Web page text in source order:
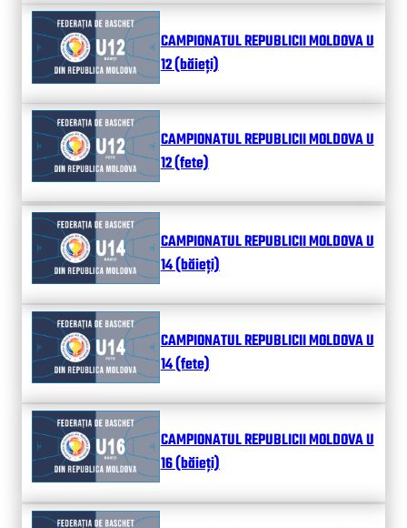
CAMPIONATUL REPUBLICII MOLDOVA U
12 (băieți)
CAMPIONATUL REPUBLICII MOLDOVA U
12 (fete)
CAMPIONATUL REPUBLICII MOLDOVA U
14 (băieți)
CAMPIONATUL REPUBLICII MOLDOVA U
14 (fete)
CAMPIONATUL REPUBLICII MOLDOVA U
16 (băieți)